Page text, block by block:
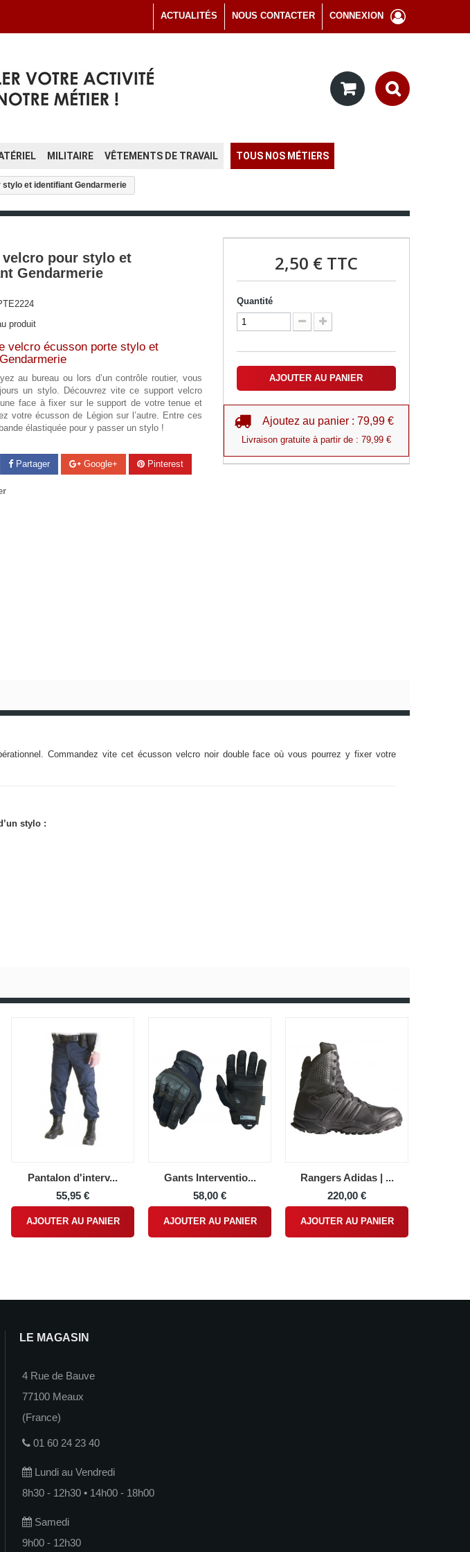
CONNEXION
NOUS CONTACTER
ACTUALITÉS
MILITAIRE VÊTEMENTS DE TRAVAIL TOUS NOS MÉTIERS
et identifiant Gendarmerie
pour stylo et
Gendarmerie
produit
velcro écusson porte stylo et
au bureau ou lors d’un contrôle routier, vous
un stylo. Découvrez vite ce support velcro
face à fixer sur le support de votre tenue et
votre écusson de Légion sur l’autre. Entre ces
élastiquée pour y passer un stylo !
Partager Google+ Pinterest
2,50 €TTC
Quantité
AJOUTER AU PANIER
Ajoutez au panier : 79,99 €
Livraison gratuite à partir de : 79,99 €
Commandez vite cet écusson velcro noir double face où vous pourrez y fixer votre
stylo :
Pantalon d'interv...
55,95 €
AJOUTER AU PANIER
Gants Interventio...
58,00 €
AJOUTER AU PANIER
Rangers Adidas | ...
220,00 €
AJOUTER AU PANIER
LE MAGASIN
4 Rue de Bauve
77100 Meaux
(France)
01 60 24 23 40
Lundi au Vendredi
8h30 - 12h30 • 14h00 - 18h00
Samedi
9h00 - 12h30